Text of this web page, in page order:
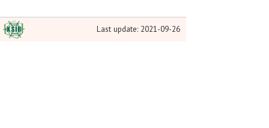
Last update: 2021-09-26